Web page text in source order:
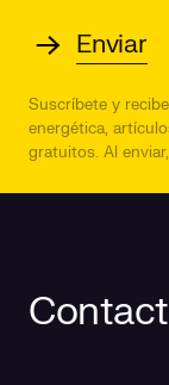
Suscríbete y
energética,
gratuitos. Al